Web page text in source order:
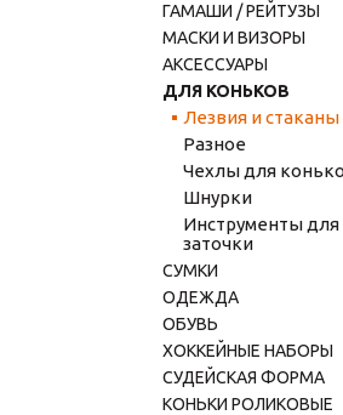
ГАМАШИ / РЕЙТУЗЫ
МАСКИ И ВИЗОРЫ
АКСЕССУАРЫ
ДЛЯ КОНЬКОВ
Лезвия и стаканы
Разное
Чехлы для
Шнурки
Инструменты для
заточки
СУМКИ
ОДЕЖДА
ОБУВЬ
ХОККЕЙНЫЕ НАБОРЫ
СУДЕЙСКАЯ ФОРМА
КОНЬКИ РОЛИКОВЫЕ